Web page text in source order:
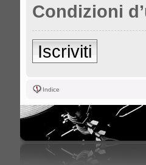
Condizioni
Iscriviti
Indice